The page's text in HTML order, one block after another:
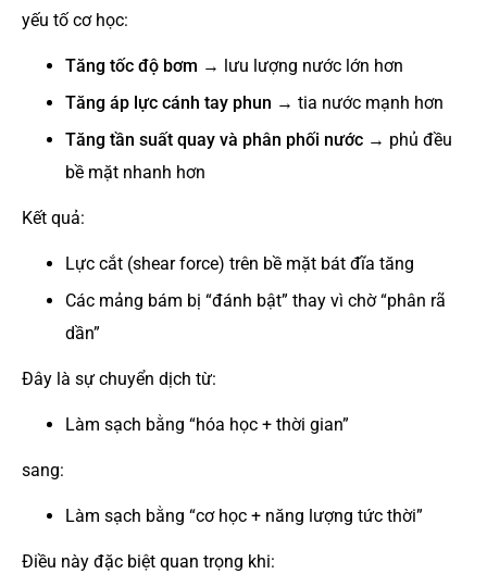
yếu tố cơ học:
Tăng tốc độ bơm → lưu lượng nước lớn hơn
Tăng áp lực cánh tay phun → tia nước mạnh hơn
Tăng tần suất quay và phân phối nước → phủ đều
bề mặt nhanh hơn
Kết quả:
Lực cắt (shear force) trên bề mặt bát đĩa tăng
Các mảng bám bị “đánh bật” thay vì chờ “phân rã
dần”
Đây là sự chuyển dịch từ:
Làm sạch bằng “hóa học + thời gian”
sang:
Làm sạch bằng “cơ học + năng lượng tức thời”
Điều này đặc biệt quan trọng khi: